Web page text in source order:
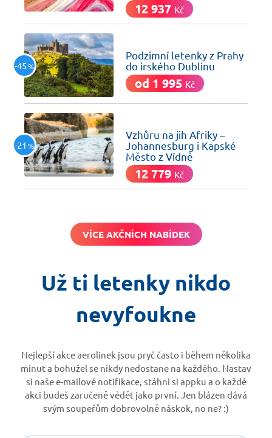
12 937 Kč
-45%
Podzimní letenky z Prahy
do irského Dublinu
od 1 995 Kč
-21 %
Vzhůru na jih Afriky –
Johannesburg i Kapské
Město z Vídně
12 779 Kč
VÍCE AKČNÍCH NABÍDEK
Už ti letenky nikdo
nevyfoukne
Nejlepší akce aerolinek jsou pryč často i během několika
minut a bohužel se nikdy nedostane na každého. Nastav
si naše e-mailové notifikace, stáhni si appku a o každé
akci budeš zaručeně vědět jako první. Jen blázen dává
svým soupeřům dobrovolně náskok, no ne? :)